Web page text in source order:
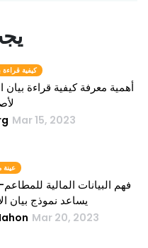
كيفية قراءة
أهمية معرفة كيفية قراءة بيان
Mar 15, 2023
عينة
فهم البيانات المالية
يساعد نموذج بيان
Mar 20, 2023